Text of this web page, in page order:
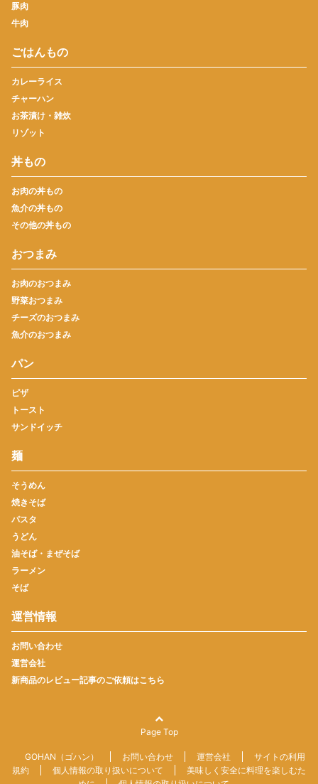
豚肉
牛肉
ごはんもの
カレーライス
チャーハン
お茶漬け・雑炊
リゾット
丼もの
お肉の丼もの
魚介の丼もの
その他の丼もの
おつまみ
お肉のおつまみ
野菜おつまみ
チーズのおつまみ
魚介のおつまみ
パン
ピザ
トースト
サンドイッチ
麺
そうめん
焼きそば
パスタ
うどん
油そば・まぜそば
ラーメン
そば
運営情報
お問い合わせ
運営会社
新商品のレビュー記事のご依頼はこちら
Page Top
GOHAN（ゴハン） お問い合わせ 運営会社
サイトの利用
規約
個人情報の取り扱いについて
美味しく安全に料理を楽しむた